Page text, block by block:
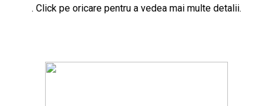
. Click pe oricare pentru a vedea mai multe detalii.